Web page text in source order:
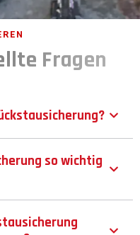
Fragen
so wichtig